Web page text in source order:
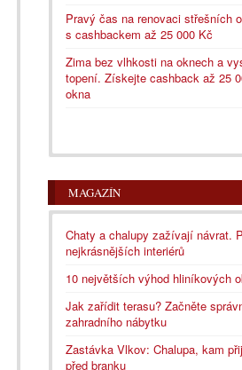
Pravý čas na renovaci střešních
s cashbackem až 25 000 Kč
Zima bez vlhkosti na oknech a
topení. Získejte cashback až 25
okna
MAGAZÍN
Chaty a chalupy zažívají návrat.
nejkrásnějších interiérů
10 největších výhod hliníkových
Jak zařídit terasu? Začněte
zahradního nábytku
Zastávka Vlkov: Chalupa, kam
před branku